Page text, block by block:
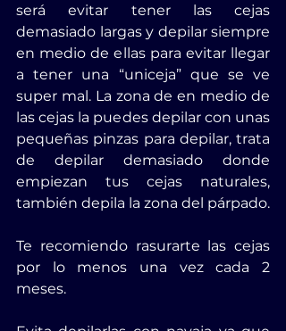
será evitar tener las cejas
demasiado largas y depilar siempre
en medio de ellas para evitar llegar
a tener una “uniceja” que se ve
super mal. La zona de en medio de
las cejas la puedes depilar con unas
pequeñas pinzas para depilar, trata
de depilar demasiado donde
empiezan tus cejas naturales,
también depila la zona del párpado.
Te recomiendo rasurarte las cejas
por lo menos una vez cada 2
meses.